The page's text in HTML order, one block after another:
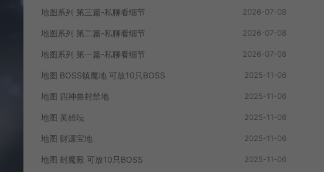
地图系列 第三篇-私聊看细节 2026-07-08
地图系列 第二篇-私聊看细节 2026-07-08
地图系列 第一篇-私聊看细节 2026-07-08
地图 BOSS镇魔地 可放10只BOSS 2025-11-06
地图 四神兽封禁地 2025-11-06
地图 英雄坛 2025-11-06
地图 财源宝地 2025-11-06
地图 封魔殿 可放10只BOSS 2025-11-06